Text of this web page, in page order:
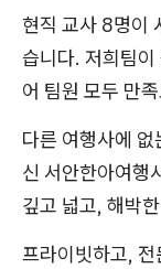
현직 교사 8명이
습니다. 저희팀
어 팀원 모두 만
다른 여행사에
신 서안한아여행
깊고 넓고, 해박
프라이빗하고,